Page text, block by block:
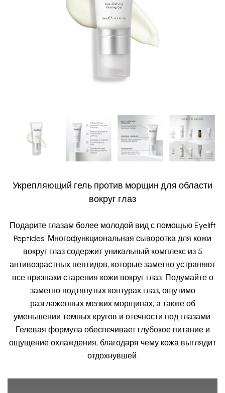
​Укрепляющий гель против морщин для области
вокруг глаз
Подарите глазам более молодой вид с помощью Eyelift
Peptides. Многофункциональная сыворотка для кожи
вокруг глаз содержит уникальный комплекс из 5
антивозрастных пептидов, которые заметно устраняют
все признаки старения кожи вокруг глаз. Подумайте о
заметно подтянутых контурах глаз, ощутимо
разглаженных мелких морщинах, а также об
уменьшении темных кругов и отечности под глазами.
Гелевая формула обеспечивает глубокое питание и
ощущение охлаждения, благодаря чему кожа выглядит
отдохнувшей.